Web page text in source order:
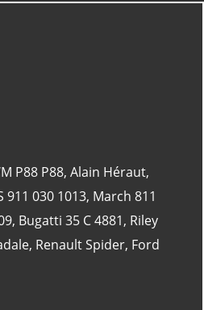
P88 P88, Alain Héraut,
911 030 1013, March 811
, Bugatti 35 C 4881, Riley
, Renault Spider, Ford